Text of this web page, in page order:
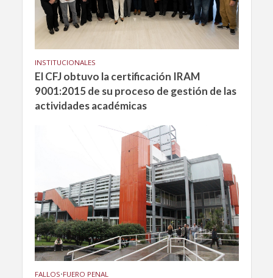
INSTITUCIONALES
El CFJ obtuvo la certificación IRAM
9001:2015 de su proceso de gestión de las
actividades académicas
FALLOS•FUERO PENAL